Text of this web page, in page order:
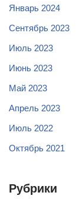
Январь 2024
Сентябрь 2023
Июль 2023
Июнь 2023
Май 2023
Апрель 2023
Июль 2022
Октябрь 2021
Рубрики